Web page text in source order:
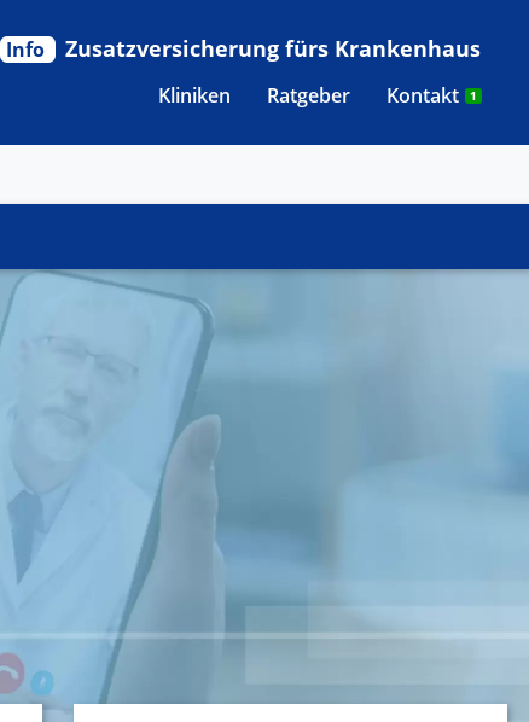
Kliniken
Ratgeber Kontakt 1
Info Zusatzversicherung fürs Krankenhaus